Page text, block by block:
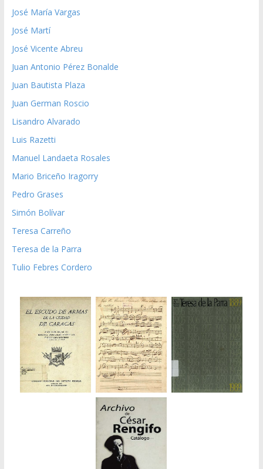
José María Vargas
José Martí
José Vicente Abreu
Juan Antonio Pérez Bonalde
Juan Bautista Plaza
Juan German Roscio
Lisandro Alvarado
Luis Razetti
Manuel Landaeta Rosales
Mario Briceño Iragorry
Pedro Grases
Simón Bolívar
Teresa Carreño
Teresa de la Parra
Tulio Febres Cordero